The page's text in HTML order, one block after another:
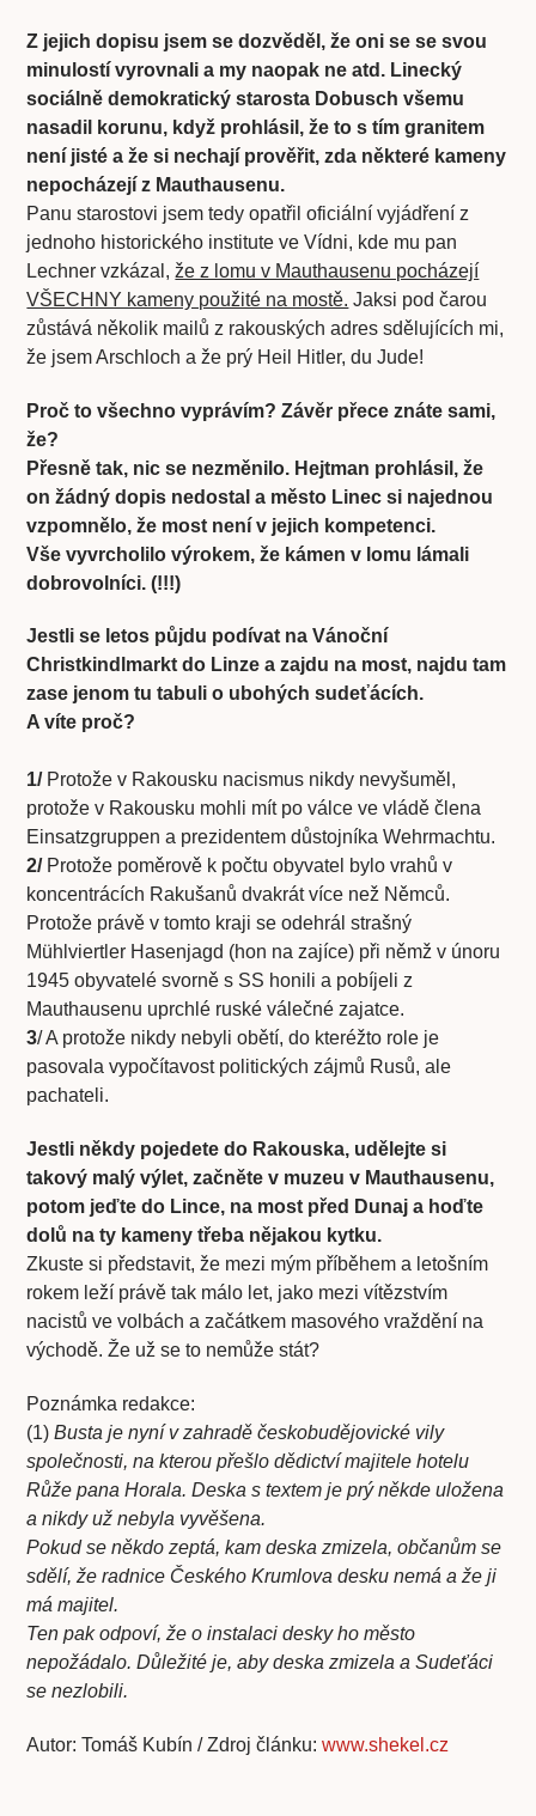
Z jejich dopisu jsem se dozvěděl, že oni se se svou
minulostí vyrovnali a my naopak ne atd. Linecký
sociálně demokratický starosta Dobusch všemu
nasadil korunu, když prohlásil, že to s tím granitem
není jisté a že si nechají prověřit, zda některé kameny
nepocházejí z Mauthausenu.
Panu starostovi jsem tedy opatřil oficiální vyjádření z
jednoho historického institute ve Vídni, kde mu pan
Lechner vzkázal,že z lomu v Mauthausenu pocházejí
VŠECHNY kameny použité na mostě. Jaksi pod čarou
zůstává několik mailů z rakouských adres sdělujících mi,
že jsem Arschloch a že prý Heil Hitler, du Jude!
Proč to všechno vyprávím? Závěr přece znáte sami,
že?
Přesně tak, nic se nezměnilo. Hejtman prohlásil, že
on žádný dopis nedostal a město Linec si najednou
vzpomnělo, že most není v jejich kompetenci.
Vše vyvrcholilo výrokem, že kámen v lomu lámali
dobrovolníci. (!!!)
Jestli se letos půjdu podívat na Vánoční
Christkindlmarkt do Linze a zajdu na most, najdu tam
zase jenom tu tabuli o ubohých sudeťácích.
A víte proč?
1/Protože v Rakousku nacismus nikdy nevyšuměl,
protože v Rakousku mohli mít po válce ve vládě člena
Einsatzgruppen a prezidentem důstojníka Wehrmachtu.
2/Protože poměrově k počtu obyvatel bylo vrahů v
koncentrácích Rakušanů dvakrát více než Němců.
Protože právě v tomto kraji se odehrál strašný
Mühlviertler Hasenjagd (hon na zajíce) při němž v únoru
1945 obyvatelé svorně s SS honili a pobíjeli z
Mauthausenu uprchlé ruské válečné zajatce.
3/ A protože nikdy nebyli obětí, do kteréžto role je
pasovala vypočítavost politických zájmů Rusů, ale
pachateli.
Jestli někdy pojedete do Rakouska, udělejte si
takový malý výlet, začněte v muzeu v Mauthausenu,
potom jeďte do Lince, na most před Dunaj a hoďte
dolů na ty kameny třeba nějakou kytku.
Zkuste si představit, že mezi mým příběhem a letošním
rokem leží právě tak málo let, jako mezi vítězstvím
nacistů ve volbách a začátkem masového vraždění na
východě. Že už se to nemůže stát?
Poznámka redakce:
(1)Busta je nyní v zahradě českobudějovické vily
společnosti, na kterou přešlo dědictví majitele hotelu
Růže pana Horala. Deska s textem je prý někde uložena
a nikdy už nebyla vyvěšena.
Pokud se někdo zeptá, kam deska zmizela, občanům se
sdělí, že radnice Českého Krumlova desku nemá a že ji
má majitel.
Ten pak odpoví, že o instalaci desky ho město
nepožádalo. Důležité je, aby deska zmizela a Sudeťáci
se nezlobili.
Autor: Tomáš Kubín / Zdroj článku:www.shekel.cz